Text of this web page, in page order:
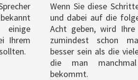
Ihrem
Wenn Sie diese
und dabei auf die
Acht geben, wird Ihre
zumindest schon
besser sein als die
die man
bekommt.